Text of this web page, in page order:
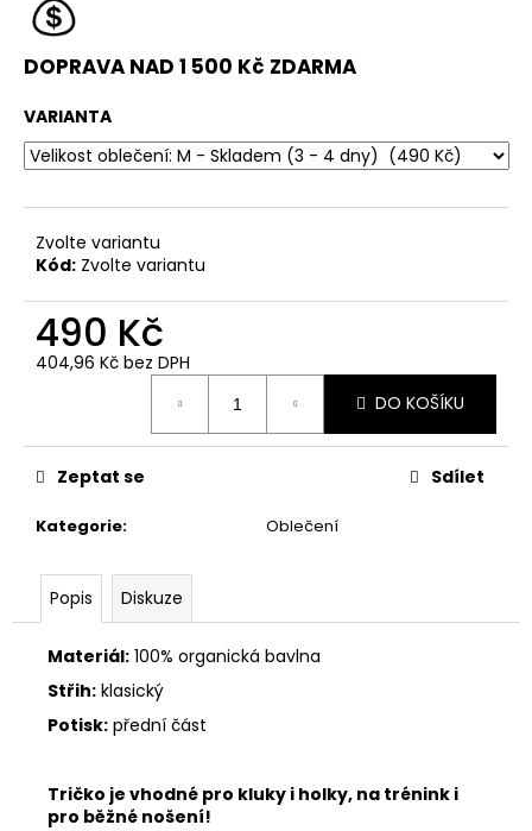
DOPRAVA NAD 1 500 Kč ZDARMA
VARIANTA
Zvolte variantu
Kód: Zvolte variantu
490 Kč
404,96 Kč bez DPH
DO KOŠÍKU
Kategorie: Oblečení
Zeptat se Sdílet
Popis Diskuze
Materiál: 100% organická bavlna
Střih: klasický
Potisk: přední část
Tričko je vhodné pro kluky i holky, na trénink i
pro běžné nošení!
490
Kč